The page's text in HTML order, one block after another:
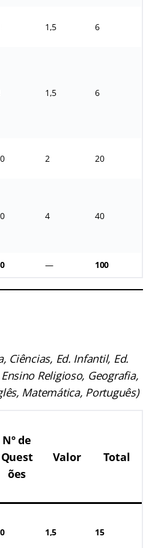
1,5 6
1,5 6
2 20
4 40
— 100
Ciências, Ed. Infantil, Ed.
Religioso, Geografia,
Matemática, Português)
Nº de
Quest
ões
Valor Total
1,5 15